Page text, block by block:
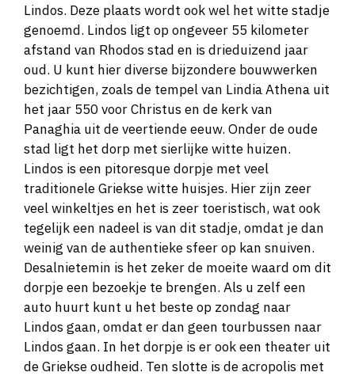
Lindos. Deze plaats wordt ook wel het witte stadje
genoemd. Lindos ligt op ongeveer 55 kilometer
afstand van Rhodos stad en is drieduizend jaar
oud. U kunt hier diverse bijzondere bouwwerken
bezichtigen, zoals de tempel van Lindia Athena uit
het jaar 550 voor Christus en de kerk van
Panaghia uit de veertiende eeuw. Onder de oude
stad ligt het dorp met sierlijke witte huizen.
Lindos is een pitoresque dorpje met veel
traditionele Griekse witte huisjes. Hier zijn zeer
veel winkeltjes en het is zeer toeristisch, wat ook
tegelijk een nadeel is van dit stadje, omdat je dan
weinig van de authentieke sfeer op kan snuiven.
Desalnietemin is het zeker de moeite waard om dit
dorpje een bezoekje te brengen. Als u zelf een
auto huurt kunt u het beste op zondag naar
Lindos gaan, omdat er dan geen tourbussen naar
Lindos gaan. In het dorpje is er ook een theater uit
de Griekse oudheid. Ten slotte is de acropolis met